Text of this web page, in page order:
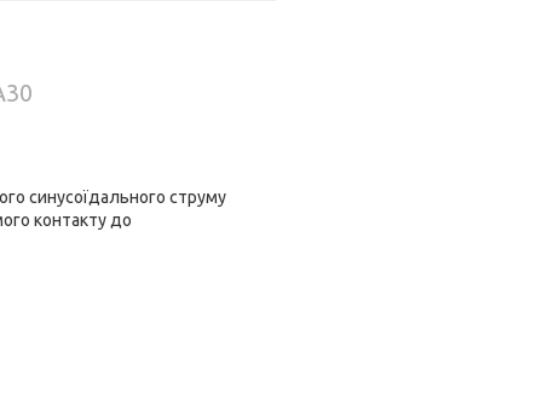
синусоїдального струму
контакту до